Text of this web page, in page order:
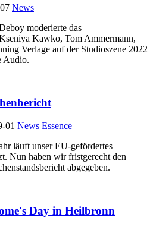
News
moderierte das
Kawko, Tom Ammermann,
Verlage auf der Studioszene 2022
Audio.
01 News Essence
läuft unser EU-gefördertes
Nun haben wir fristgerecht den
abgegeben.
Day in Heilbronn